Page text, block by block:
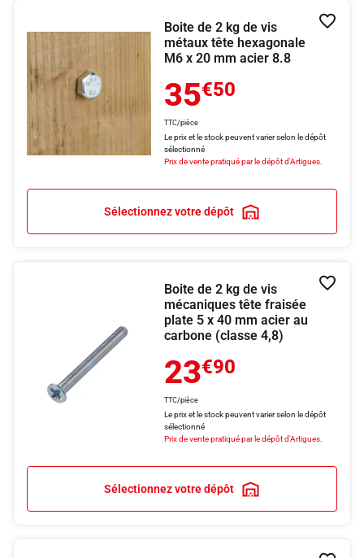
Boite de 2 kg de vis
métaux tête hexagonale
M6 x 20 mm acier 8.8
35€50
TTC/pièce
Le prix et le stock peuvent varier selon le dépôt
sélectionné
Prix de vente pratiqué par le dépôt d'Artigues.
Sélectionnez votre dépôt
Boite de 2 kg de vis
mécaniques tête fraisée
plate 5 x 40 mm acier au
carbone (classe 4,8)
23€90
TTC/pièce
Le prix et le stock peuvent varier selon le dépôt
sélectionné
Prix de vente pratiqué par le dépôt d'Artigues.
Sélectionnez votre dépôt